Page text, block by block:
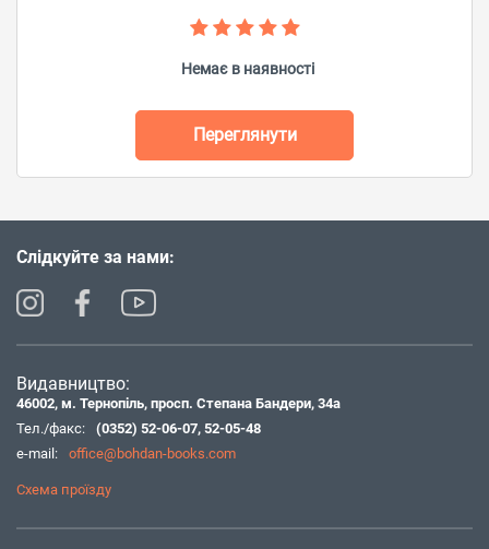
Немає в наявності
Переглянути
Слідкуйте за нами:
Видавництво:
46002, м. Тернопіль, просп. Степана Бандери, 34а
Тел./факс:
(0352) 52-06-07, 52-05-48
e-mail:
office@bohdan-books.com
Схема проїзду